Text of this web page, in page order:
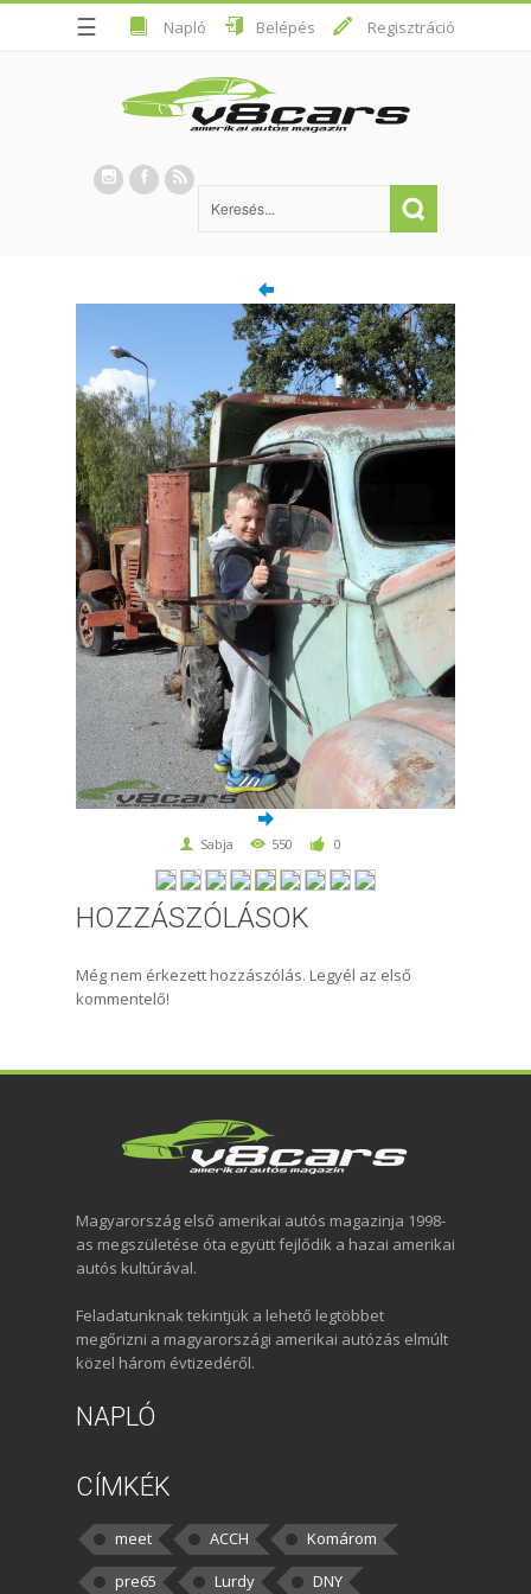
☰ Napló Belépés Regisztráció
Sabja 550 0
HOZZÁSZÓLÁSOK
Még nem érkezett hozzászólás. Legyél az első
kommentelő!
Magyarország első amerikai autós magazinja 1998-
as megszületése óta együtt fejlődik a hazai amerikai
autós kultúrával.
Feladatunknak tekintjük a lehető legtöbbet
megőrizni a magyarországi amerikai autózás elmúlt
közel három évtizedéről.
NAPLÓ
CÍMKÉK
meet ACCH
Komárom
pre65
Lurdy DNY